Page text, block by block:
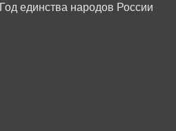
Год единства народов России